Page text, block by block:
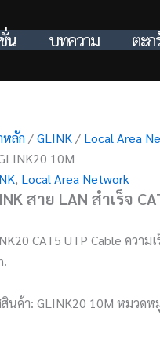
น บทความ ตะก
ลัก /GLINK / Local Area
10M
, Local Area Network
สาย LAN สำเร็จ
CAT5 UTP Cable ควา
นค้า:GLINK20 10M หมวด